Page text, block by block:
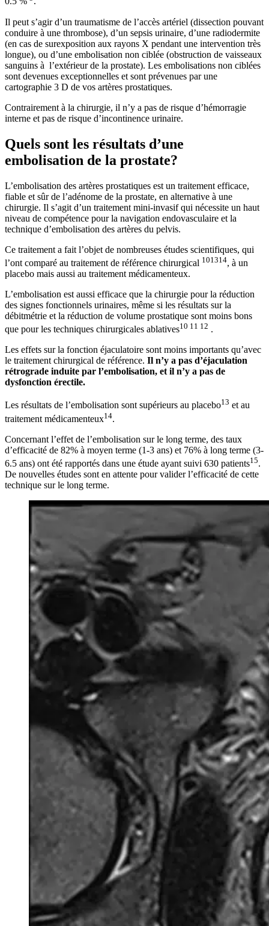
Il peut s’agir d’un traumatisme de l’accès artériel (dissection pouvant
conduire à une thrombose), d’un sepsis urinaire, d’une radiodermite
(en cas de surexposition aux rayons X pendant une intervention très
longue), ou d’une embolisation non ciblée (obstruction de vaisseaux
sanguins à l’extérieur de la prostate). Les embolisations non ciblées
sont devenues exceptionnelles et sont prévenues par une
cartographie 3 D de vos artères prostatiques.
Contrairement à la chirurgie, il n’y a pas de risque d’hémorragie
interne et pas de risque d’incontinence urinaire.
Quels sont les résultats d’une
embolisation de la prostate?
L’embolisation des artères prostatiques est un traitement efficace,
fiable et sûr de l’adénome de la prostate, en alternative à une
chirurgie. Il s’agit d’un traitement mini-invasif qui nécessite un haut
niveau de compétence pour la navigation endovasculaire et la
technique d’embolisation des artères du pelvis.
Ce traitement a fait l’objet de nombreuses études scientifiques, qui
l’ont comparé au traitement de référence chirurgical 101314, à un
placebo mais aussi au traitement médicamenteux.
L’embolisation est aussi efficace que la chirurgie pour la réduction
des signes fonctionnels urinaires, même si les résultats sur la
débitmétrie et la réduction de volume prostatique sont moins bons
que pour les techniques chirurgicales ablatives10 11 12 .
Les effets sur la fonction éjaculatoire sont moins importants qu’avec
le traitement chirurgical de référence. Il n’y a pas d’éjaculation
rétrograde induite par l’embolisation, et il n’y a pas de
dysfonction érectile.
Les résultats de l’embolisation sont supérieurs au placebo13 et au
traitement médicamenteux14.
Concernant l’effet de l’embolisation sur le long terme, des taux
d’efficacité de 82% à moyen terme (1-3 ans) et 76% à long terme (3-
6.5 ans) ont été rapportés dans une étude ayant suivi 630 patients15.
De nouvelles études sont en attente pour valider l’efficacité de cette
technique sur le long terme.